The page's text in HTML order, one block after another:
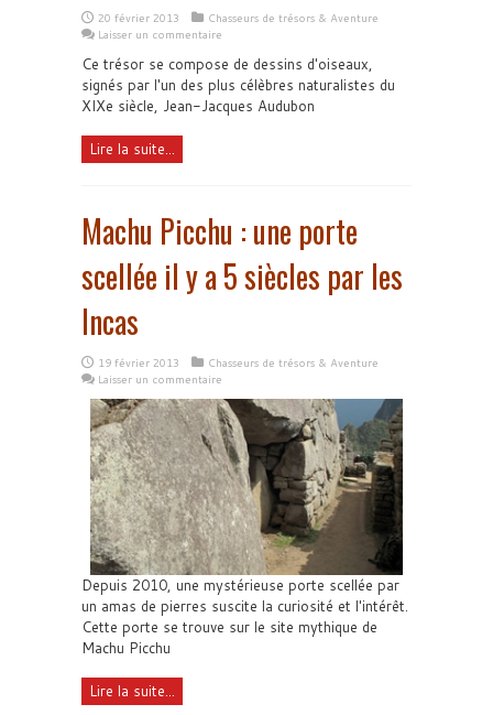
20 février 2013
Chasseurs de trésors & Aventure
Laisser un commentaire
Ce trésor se compose de dessins d'oiseaux,
signés par l'un des plus célèbres naturalistes du
XIXe siècle, Jean-Jacques Audubon
Lire la suite...
Machu Picchu : une porte
scellée il y a 5 siècles par les
Incas
19 février 2013
Chasseurs de trésors & Aventure
Laisser un commentaire
Depuis 2010, une mystérieuse porte scellée par
un amas de pierres suscite la curiosité et l'intérêt.
Cette porte se trouve sur le site mythique de
Machu Picchu
Lire la suite...